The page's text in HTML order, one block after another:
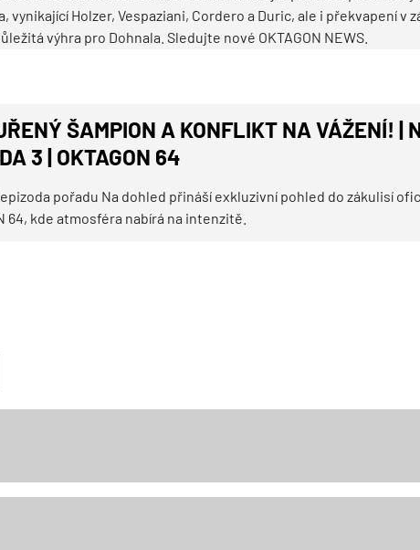
vynikající Holzer, Vespaziani, Cordero a Duric, ale i překvapení v
výhra pro Dohnala. Sledujte nové OKTAGON NEWS.
ŠAMPION A KONFLIKT NA VÁŽENÍ! |
3 | OKTAGON 64
pořadu Na dohled přináší exkluzivní pohled do zákulisí
64, kde atmosféra nabírá na intenzitě.